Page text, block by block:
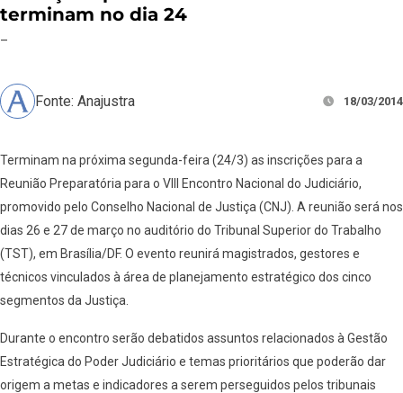
terminam no dia 24
–
Fonte: Anajustra 18/03/2014
Terminam na próxima segunda-feira (24/3) as inscrições para a
Reunião Preparatória para o VIII Encontro Nacional do Judiciário,
promovido pelo Conselho Nacional de Justiça (CNJ). A reunião será nos
dias 26 e 27 de março no auditório do Tribunal Superior do Trabalho
(TST), em Brasília/DF. O evento reunirá magistrados, gestores e
técnicos vinculados à área de planejamento estratégico dos cinco
segmentos da Justiça.
Durante o encontro serão debatidos assuntos relacionados à Gestão
Estratégica do Poder Judiciário e temas prioritários que poderão dar
origem a metas e indicadores a serem perseguidos pelos tribunais